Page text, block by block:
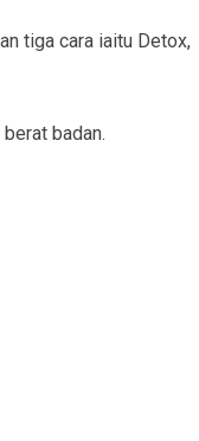
tiga cara iaitu Detox,
badan.